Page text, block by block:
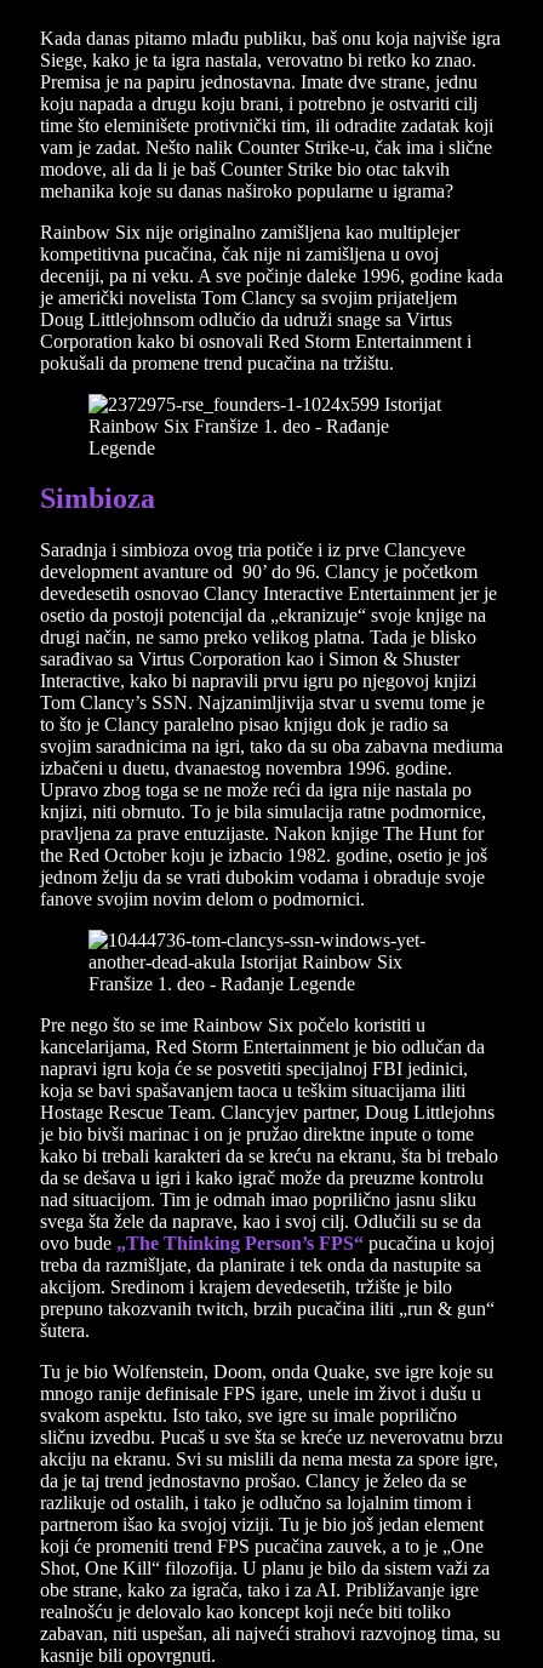
Kada danas pitamo mlađu publiku, baš onu koja najviše igra
Siege, kako je ta igra nastala, verovatno bi retko ko znao.
Premisa je na papiru jednostavna. Imate dve strane, jednu
koju napada a drugu koju brani, i potrebno je ostvariti cilj
time što eleminišete protivnički tim, ili odradite zadatak koji
vam je zadat. Nešto nalik Counter Strike-u, čak ima i slične
modove, ali da li je baš Counter Strike bio otac takvih
mehanika koje su danas naširoko popularne u igrama?
Rainbow Six nije originalno zamišljena kao multiplejer
kompetitivna pucačina, čak nije ni zamišljena u ovoj
deceniji, pa ni veku. A sve počinje daleke 1996, godine kada
je američki novelista Tom Clancy sa svojim prijateljem
Doug Littlejohnsom odlučio da udruži snage sa Virtus
Corporation kako bi osnovali Red Storm Entertainment i
pokušali da promene trend pucačina na tržištu.
Simbioza
Saradnja i simbioza ovog tria potiče i iz prve Clancyeve
development avanture od 90’ do 96. Clancy je početkom
devedesetih osnovao Clancy Interactive Entertainment jer je
osetio da postoji potencijal da „ekranizuje“ svoje knjige na
drugi način, ne samo preko velikog platna. Tada je blisko
sarađivao sa Virtus Corporation kao i Simon & Shuster
Interactive, kako bi napravili prvu igru po njegovoj knjizi
Tom Clancy’s SSN. Najzanimljivija stvar u svemu tome je
to što je Clancy paralelno pisao knjigu dok je radio sa
svojim saradnicima na igri, tako da su oba zabavna mediuma
izbačeni u duetu, dvanaestog novembra 1996. godine.
Upravo zbog toga se ne može reći da igra nije nastala po
knjizi, niti obrnuto. To je bila simulacija ratne podmornice,
pravljena za prave entuzijaste. Nakon knjige The Hunt for
the Red October koju je izbacio 1982. godine, osetio je još
jednom želju da se vrati dubokim vodama i obraduje svoje
fanove svojim novim delom o podmornici.
Pre nego što se ime Rainbow Six počelo koristiti u
kancelarijama, Red Storm Entertainment je bio odlučan da
napravi igru koja će se posvetiti specijalnoj FBI jedinici,
koja se bavi spašavanjem taoca u teškim situacijama iliti
Hostage Rescue Team. Clancyjev partner, Doug Littlejohns
je bio bivši marinac i on je pružao direktne inpute o tome
kako bi trebali karakteri da se kreću na ekranu, šta bi trebalo
da se dešava u igri i kako igrač može da preuzme kontrolu
nad situacijom. Tim je odmah imao poprilično jasnu sliku
svega šta žele da naprave, kao i svoj cilj. Odlučili su se da
ovo bude „The Thinking Person’s FPS“ pucačina u kojoj
treba da razmišljate, da planirate i tek onda da nastupite sa
akcijom. Sredinom i krajem devedesetih, tržište je bilo
prepuno takozvanih twitch, brzih pucačina iliti „run & gun“
šutera.
Tu je bio Wolfenstein, Doom, onda Quake, sve igre koje su
mnogo ranije definisale FPS igare, unele im život i dušu u
svakom aspektu. Isto tako, sve igre su imale poprilično
sličnu izvedbu. Pucaš u sve šta se kreće uz neverovatnu brzu
akciju na ekranu. Svi su mislili da nema mesta za spore igre,
da je taj trend jednostavno prošao. Clancy je želeo da se
razlikuje od ostalih, i tako je odlučno sa lojalnim timom i
partnerom išao ka svojoj viziji. Tu je bio još jedan element
koji će promeniti trend FPS pucačina zauvek, a to je „One
Shot, One Kill“ filozofija. U planu je bilo da sistem važi za
obe strane, kako za igrača, tako i za AI. Približavanje igre
realnošću je delovalo kao koncept koji neće biti toliko
zabavan, niti uspešan, ali najveći strahovi razvojnog tima, su
kasnije bili opovrgnuti.